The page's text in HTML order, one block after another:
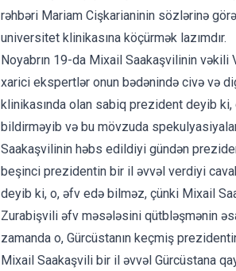
rəhbəri Mariam Cişkarianinin sözlərinə
universitet klinikasına köçürmək lazımdır.
Noyabrın 19-da Mixail Saakaşvilinin vəkili
xarici ekspertlər onun bədənində civə və
klinikasında olan sabiq prezident deyib ki,
bildirməyib və bu mövzuda
Saakaşvilinin həbs edildiyi gündən
beşinci prezidentin bir il əvvəl verdiyi
deyib ki, o, əfv edə bilməz, çünki Mixail
Zurabişvili əfv məsələsini qütbləşmənin
zamanda o, Gürcüstanın keçmiş
Mixail Saakaşvili bir il əvvəl Gürcüstana